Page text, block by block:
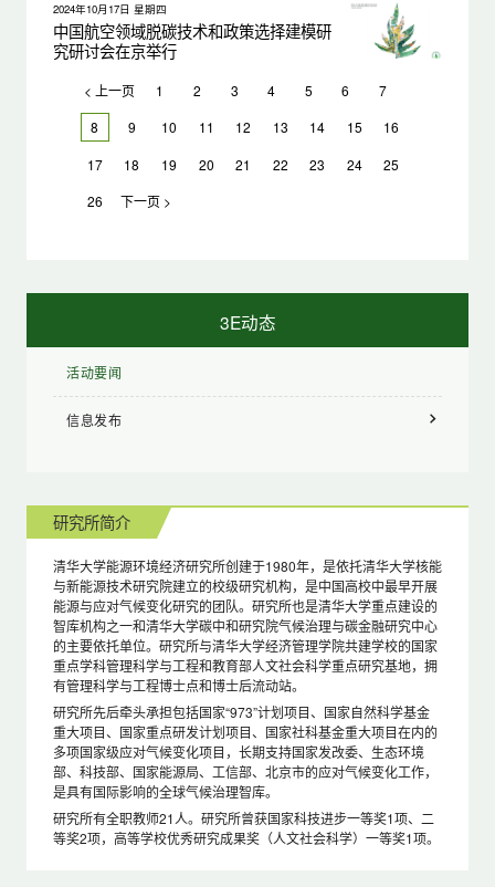
2024年10月17日 星期四
中国航空领域脱碳技术和政策选择建模研
究研讨会在京举行
< 上一页 1 2 3 4 5 6
7
8
9 10 11 12 13 14 15
16
17
18 19 20 21 22 23 24
25
26
下一页 >
3E动态
活动要闻
信息发布
研究所简介
清华大学能源环境经济研究所创建于1980年，是依托清华大学核能
与新能源技术研究院建立的校级研究机构，是中国高校中最早开展
能源与应对气候变化研究的团队。研究所也是清华大学重点建设的
智库机构之一和清华大学碳中和研究院气候治理与碳金融研究中心
的主要依托单位。研究所与清华大学经济管理学院共建学校的国家
重点学科管理科学与工程和教育部人文社会科学重点研究基地，拥
有管理科学与工程博士点和博士后流动站。
研究所先后牵头承担包括国家“973”计划项目、国家自然科学基金
重大项目、国家重点研发计划项目、国家社科基金重大项目在内的
多项国家级应对气候变化项目，长期支持国家发改委、生态环境
部、科技部、国家能源局、工信部、北京市的应对气候变化工作，
是具有国际影响的全球气候治理智库。
研究所有全职教师21人。研究所曾获国家科技进步一等奖1项、二
等奖2项，高等学校优秀研究成果奖（人文社会科学）一等奖1项。